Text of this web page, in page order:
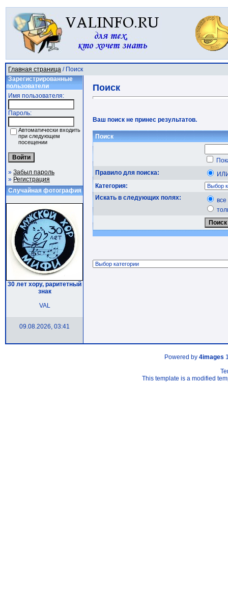
Главная страница / Поиск
Зарегистрированные
пользователи
Имя пользователя:
Пароль:
Автоматически входить
при следующем
посещении
» Забыл пароль
» Регистрация
Случайная фотография
30 лет хору, раритетный
знак
VAL
09.08.2026, 03:41
Поиск
Ваш поиск не принес результатов.
Поиск
Правило для поиска:
Категория:
Искать в следующих полях:
все
Powered by 4images
This template is a modified